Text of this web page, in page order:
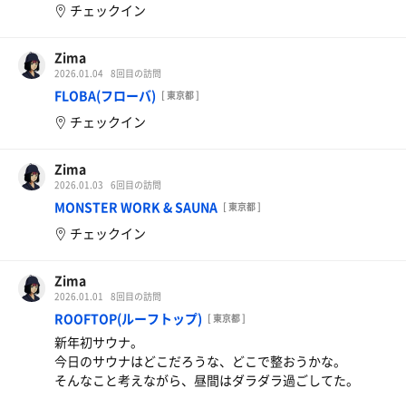
チェックイン
Zima
2026.01.04 8回目の訪問
FLOBA(フローバ) [ 東京都 ]
チェックイン
Zima
2026.01.03 6回目の訪問
MONSTER WORK & SAUNA [ 東京都 ]
チェックイン
Zima
2026.01.01 8回目の訪問
ROOFTOP(ルーフトップ) [ 東京都 ]
新年初サウナ。
今日のサウナはどこだろうな、どこで整おうかな。
そんなこと考えながら、昼間はダラダラ過ごしてた。